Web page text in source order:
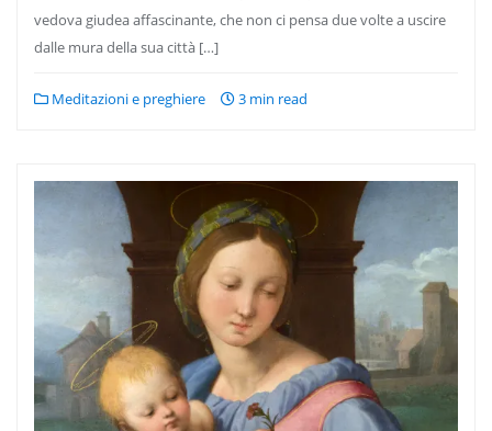
vedova giudea affascinante, che non ci pensa due volte a uscire
dalle mura della sua città […]
Meditazioni e preghiere 3 min read